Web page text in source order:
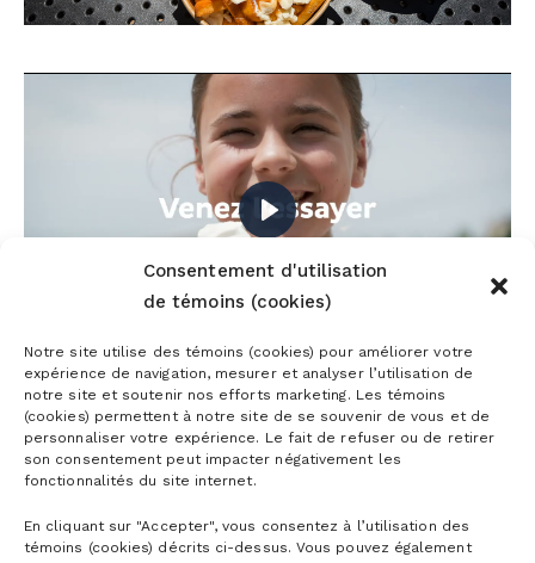
Consentement d'utilisation
de témoins (cookies)
Notre site utilise des témoins (cookies) pour améliorer votre
expérience de navigation, mesurer et analyser l’utilisation de
notre site et soutenir nos efforts marketing. Les témoins
(cookies) permettent à notre site de se souvenir de vous et de
personnaliser votre expérience. Le fait de refuser ou de retirer
son consentement peut impacter négativement les
fonctionnalités du site internet.
En cliquant sur "Accepter", vous consentez à l’utilisation des
témoins (cookies) décrits ci-dessus. Vous pouvez également
PLAY MUTE
PLAY